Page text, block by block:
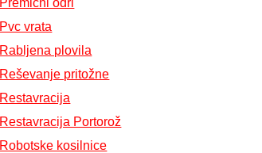
Premični odri
Pvc vrata
Rabljena plovila
Reševanje pritožne
Restavracija
Restavracija Portorož
Robotske kosilnice